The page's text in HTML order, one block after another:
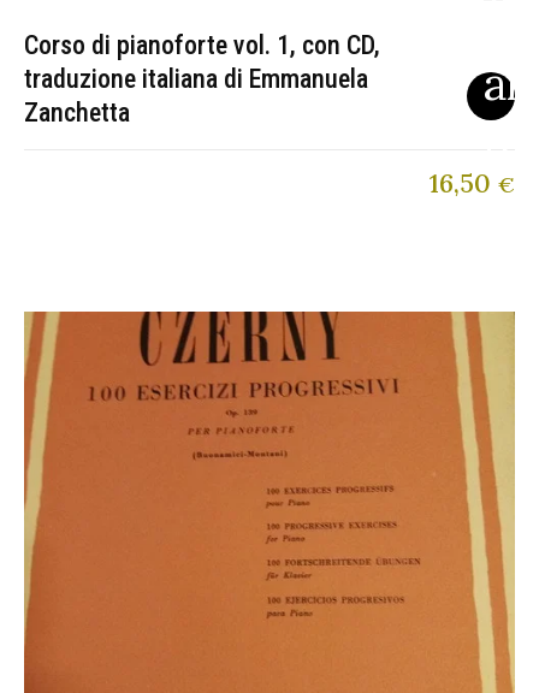
Corso di pianoforte vol. 1, con CD,
traduzione italiana di Emmanuela
Zanchetta
16,50 €